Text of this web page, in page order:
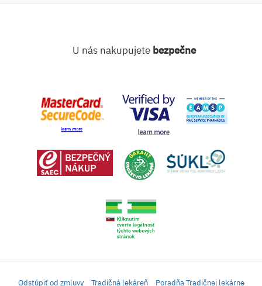
U nás nakupujete bezpečne
Odstúpiť od zmluvy Tradičná lekáreň Poradňa Tradičnej lekárne